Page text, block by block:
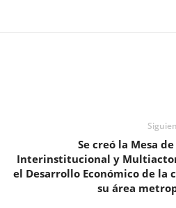
Se creó la Mesa
Interinstitucional y
el Desarrollo Económico de la
su área